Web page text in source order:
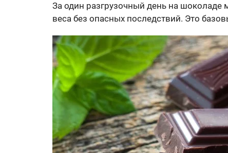
За один разгрузочный день на
веса без опасных последствий. Это